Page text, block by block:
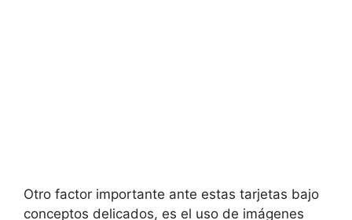
Otro factor importante ante estas tarjetas bajo
conceptos delicados, es el uso de imágenes